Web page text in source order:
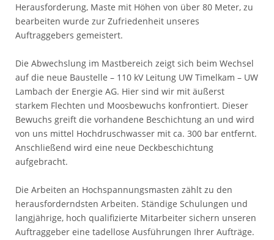
Herausforderung, Maste mit Höhen von über 80 Meter, zu
bearbeiten wurde zur Zufriedenheit unseres
Auftraggebers gemeistert.
Die Abwechslung im Mastbereich zeigt sich beim Wechsel
auf die neue Baustelle – 110 kV Leitung UW Timelkam – UW
Lambach der Energie AG. Hier sind wir mit äußerst
starkem Flechten und Moosbewuchs konfrontiert. Dieser
Bewuchs greift die vorhandene Beschichtung an und wird
von uns mittel Hochdruschwasser mit ca. 300 bar entfernt.
Anschließend wird eine neue Deckbeschichtung
aufgebracht.
Die Arbeiten an Hochspannungsmasten zählt zu den
herausforderndsten Arbeiten. Ständige Schulungen und
langjährige, hoch qualifizierte Mitarbeiter sichern unseren
Auftraggeber eine tadellose Ausführungen Ihrer Aufträge.